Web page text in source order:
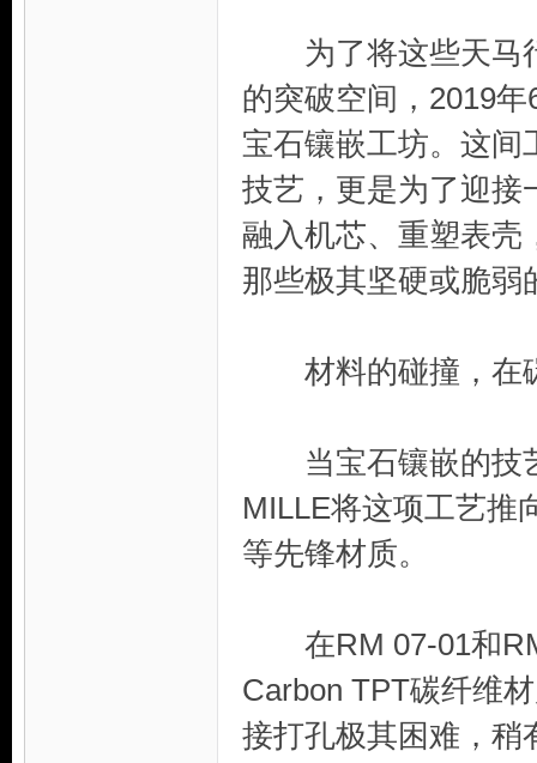
为了将这些天马行
的突破空间，2019
宝石镶嵌工坊。这间
技艺，更是为了迎
融入机芯、重塑表壳
那些极其坚硬或脆弱
材料的碰撞，在
当宝石镶嵌的技艺
MILLE将这项工艺推
等先锋材质。
在RM 07-01和RM
Carbon TPT碳纤维
接打孔极其困难，稍